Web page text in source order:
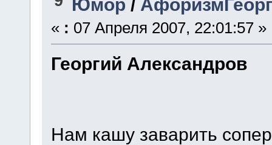
Юмор /
« : 07 Апреля 2007, 22:01:57 »
Георгий Александров
Нам кашу заварить